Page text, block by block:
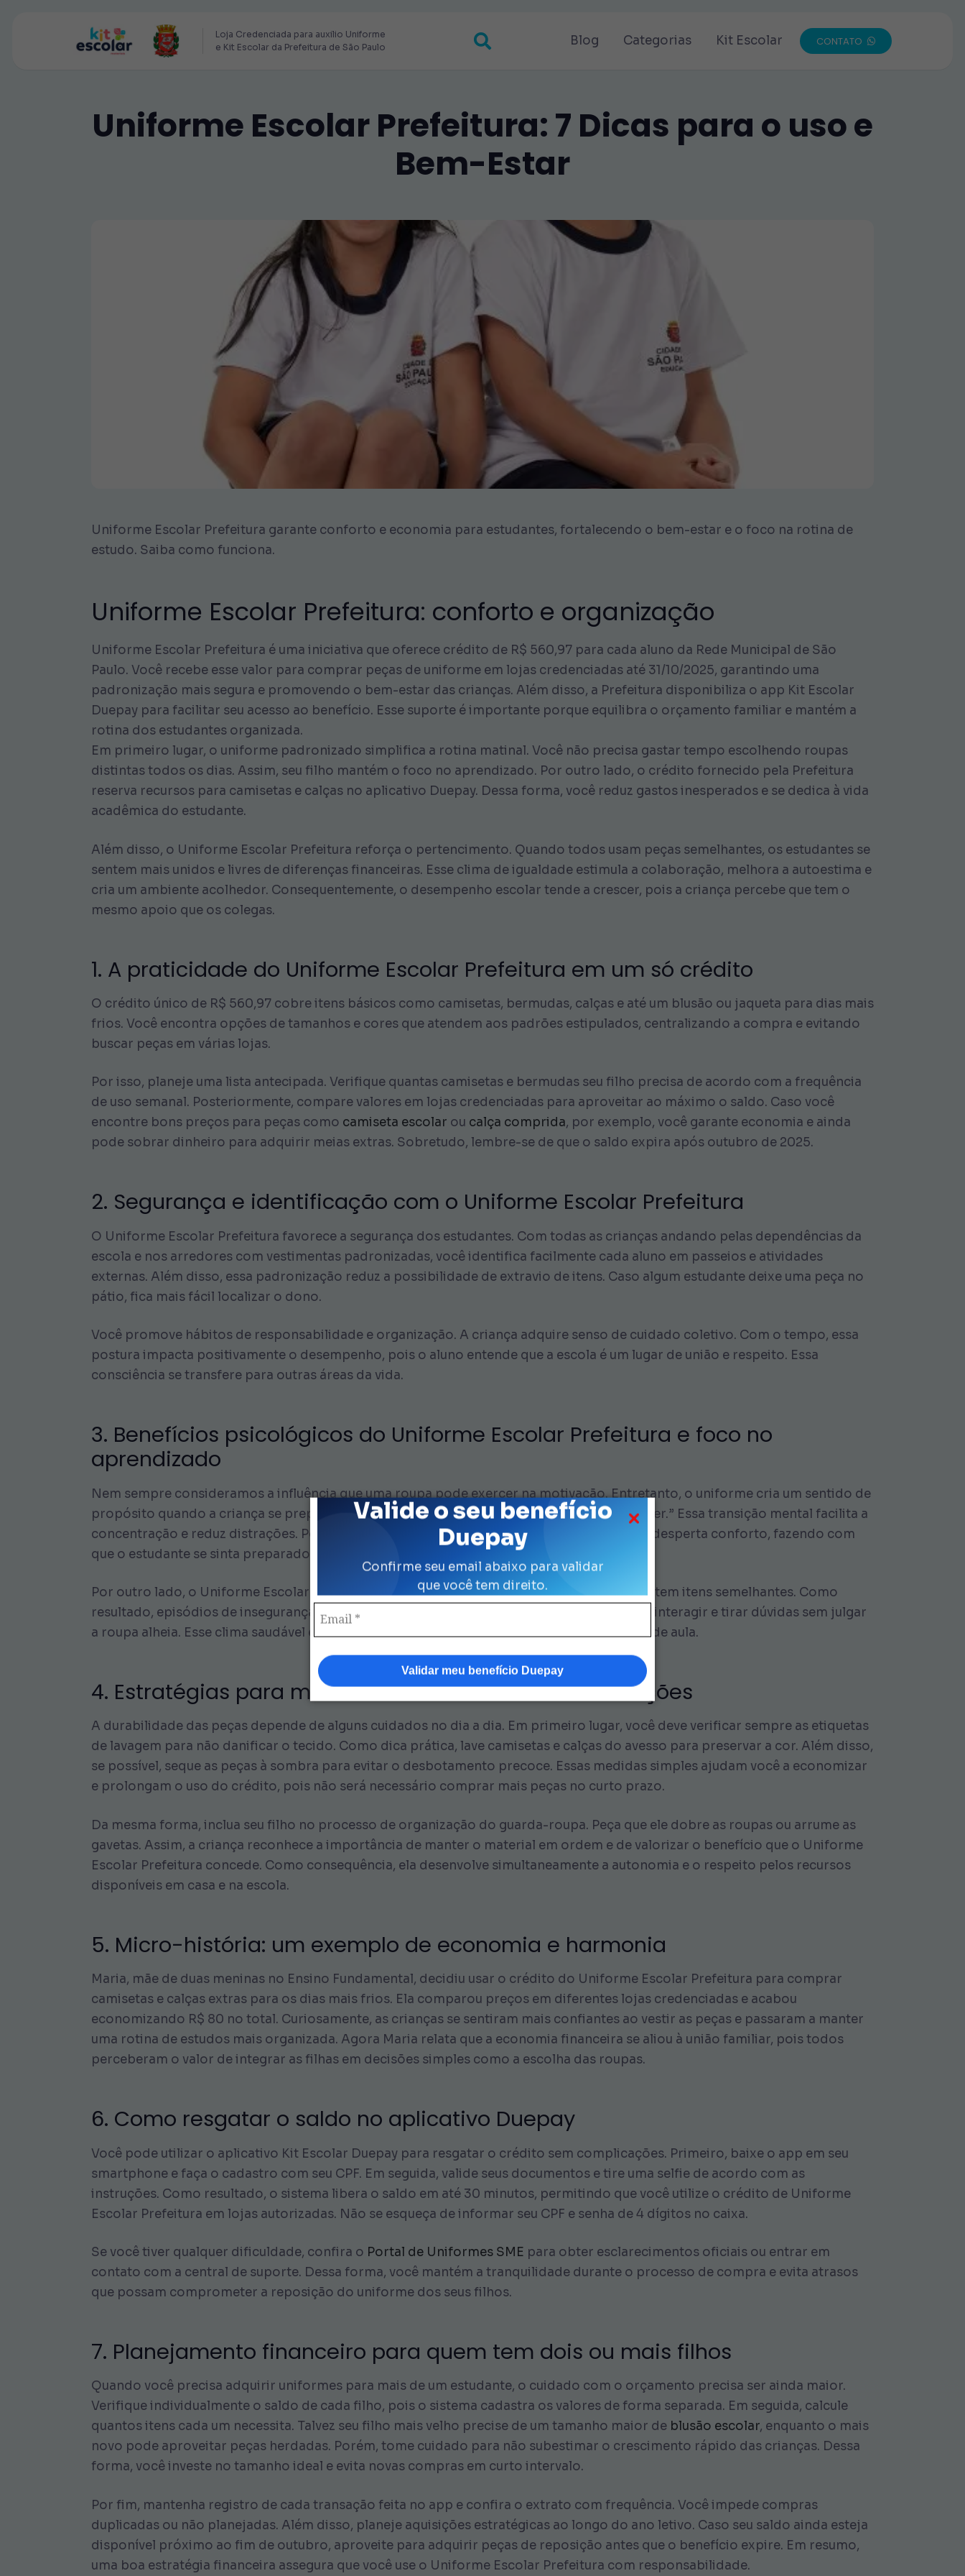
Valide o seu benefício
Duepay
Confirme seu email abaixo para validar
que você tem direito.
Validar meu benefício Duepay
Loja Credenciada para auxilio Uniforme
e Kit Escolar da Prefeitura de São Paulo
Blog Categorias Kit Escolar CONTATO
Uniforme Escolar Prefeitura: 7 Dicas para o uso e
Bem-Estar
Uniforme Escolar Prefeitura garante conforto e economia para estudantes, fortalecendo o bem-estar e o foco na rotina de
estudo. Saiba como funciona.
Uniforme Escolar Prefeitura: conforto e organização
Uniforme Escolar Prefeitura é uma iniciativa que oferece crédito de R$ 560,97 para cada aluno da Rede Municipal de São
Paulo. Você recebe esse valor para comprar peças de uniforme em lojas credenciadas até 31/10/2025, garantindo uma
padronização mais segura e promovendo o bem-estar das crianças. Além disso, a Prefeitura disponibiliza o app Kit Escolar
Duepay para facilitar seu acesso ao benefício. Esse suporte é importante porque equilibra o orçamento familiar e mantém a
rotina dos estudantes organizada.
Em primeiro lugar, o uniforme padronizado simplifica a rotina matinal. Você não precisa gastar tempo escolhendo roupas
distintas todos os dias. Assim, seu filho mantém o foco no aprendizado. Por outro lado, o crédito fornecido pela Prefeitura
reserva recursos para camisetas e calças no aplicativo Duepay. Dessa forma, você reduz gastos inesperados e se dedica à vida
acadêmica do estudante.
Além disso, o Uniforme Escolar Prefeitura reforça o pertencimento. Quando todos usam peças semelhantes, os estudantes se
sentem mais unidos e livres de diferenças financeiras. Esse clima de igualdade estimula a colaboração, melhora a autoestima e
cria um ambiente acolhedor. Consequentemente, o desempenho escolar tende a crescer, pois a criança percebe que tem o
mesmo apoio que os colegas.
1. A praticidade do Uniforme Escolar Prefeitura em um só crédito
O crédito único de R$ 560,97 cobre itens básicos como camisetas, bermudas, calças e até um blusão ou jaqueta para dias mais
frios. Você encontra opções de tamanhos e cores que atendem aos padrões estipulados, centralizando a compra e evitando
buscar peças em várias lojas.
Por isso, planeje uma lista antecipada. Verifique quantas camisetas e bermudas seu filho precisa de acordo com a frequência
de uso semanal. Posteriormente, compare valores em lojas credenciadas para aproveitar ao máximo o saldo. Caso você
encontre bons preços para peças como camiseta escolar ou calça comprida, por exemplo, você garante economia e ainda
pode sobrar dinheiro para adquirir meias extras. Sobretudo, lembre-se de que o saldo expira após outubro de 2025.
2. Segurança e identificação com o Uniforme Escolar Prefeitura
O Uniforme Escolar Prefeitura favorece a segurança dos estudantes. Com todas as crianças andando pelas dependências da
escola e nos arredores com vestimentas padronizadas, você identifica facilmente cada aluno em passeios e atividades
externas. Além disso, essa padronização reduz a possibilidade de extravio de itens. Caso algum estudante deixe uma peça no
pátio, fica mais fácil localizar o dono.
Você promove hábitos de responsabilidade e organização. A criança adquire senso de cuidado coletivo. Com o tempo, essa
postura impacta positivamente o desempenho, pois o aluno entende que a escola é um lugar de união e respeito. Essa
consciência se transfere para outras áreas da vida.
3. Benefícios psicológicos do Uniforme Escolar Prefeitura e foco no
aprendizado
Nem sempre consideramos a influência que uma roupa pode exercer na motivação. Entretanto, o uniforme cria um sentido de
propósito quando a criança se prepara para ir à aula. Ela entende: “Agora é hora de aprender.” Essa transição mental facilita a
concentração e reduz distrações. Por outro lado, a ausência de estresse sobre o que vestir desperta conforto, fazendo com
que o estudante se sinta preparado e confiante para participar de cada atividade.
Por outro lado, o Uniforme Escolar Prefeitura diminui comparações sociais, pois todos vestem itens semelhantes. Como
resultado, episódios de insegurança podem se tornar menos frequentes. A criança passa a interagir e tirar dúvidas sem julgar
a roupa alheia. Esse clima saudável estimula o aprendizado e melhora o bem-estar em sala de aula.
4. Estratégias para manter o uniforme em boas condições
A durabilidade das peças depende de alguns cuidados no dia a dia. Em primeiro lugar, você deve verificar sempre as etiquetas
de lavagem para não danificar o tecido. Como dica prática, lave camisetas e calças do avesso para preservar a cor. Além disso,
se possível, seque as peças à sombra para evitar o desbotamento precoce. Essas medidas simples ajudam você a economizar
e prolongam o uso do crédito, pois não será necessário comprar mais peças no curto prazo.
Da mesma forma, inclua seu filho no processo de organização do guarda-roupa. Peça que ele dobre as roupas ou arrume as
gavetas. Assim, a criança reconhece a importância de manter o material em ordem e de valorizar o benefício que o Uniforme
Escolar Prefeitura concede. Como consequência, ela desenvolve simultaneamente a autonomia e o respeito pelos recursos
disponíveis em casa e na escola.
5. Micro-história: um exemplo de economia e harmonia
Maria, mãe de duas meninas no Ensino Fundamental, decidiu usar o crédito do Uniforme Escolar Prefeitura para comprar
camisetas e calças extras para os dias mais frios. Ela comparou preços em diferentes lojas credenciadas e acabou
economizando R$ 80 no total. Curiosamente, as crianças se sentiram mais confiantes ao vestir as peças e passaram a manter
uma rotina de estudos mais organizada. Agora Maria relata que a economia financeira se aliou à união familiar, pois todos
perceberam o valor de integrar as filhas em decisões simples como a escolha das roupas.
6. Como resgatar o saldo no aplicativo Duepay
Você pode utilizar o aplicativo Kit Escolar Duepay para resgatar o crédito sem complicações. Primeiro, baixe o app em seu
smartphone e faça o cadastro com seu CPF. Em seguida, valide seus documentos e tire uma selfie de acordo com as
instruções. Como resultado, o sistema libera o saldo em até 30 minutos, permitindo que você utilize o crédito de Uniforme
Escolar Prefeitura em lojas autorizadas. Não se esqueça de informar seu CPF e senha de 4 dígitos no caixa.
Se você tiver qualquer dificuldade, confira o Portal de Uniformes SME para obter esclarecimentos oficiais ou entrar em
contato com a central de suporte. Dessa forma, você mantém a tranquilidade durante o processo de compra e evita atrasos
que possam comprometer a reposição do uniforme dos seus filhos.
7. Planejamento financeiro para quem tem dois ou mais filhos
Quando você precisa adquirir uniformes para mais de um estudante, o cuidado com o orçamento precisa ser ainda maior.
Verifique individualmente o saldo de cada filho, pois o sistema cadastra os valores de forma separada. Em seguida, calcule
quantos itens cada um necessita. Talvez seu filho mais velho precise de um tamanho maior de blusão escolar, enquanto o mais
novo pode aproveitar peças herdadas. Porém, tome cuidado para não subestimar o crescimento rápido das crianças. Dessa
forma, você investe no tamanho ideal e evita novas compras em curto intervalo.
Por fim, mantenha registro de cada transação feita no app e confira o extrato com frequência. Você impede compras
duplicadas ou não planejadas. Além disso, planeje aquisições estratégicas ao longo do ano letivo. Caso seu saldo ainda esteja
disponível próximo ao fim de outubro, aproveite para adquirir peças de reposição antes que o benefício expire. Em resumo,
uma boa estratégia financeira assegura que você use o Uniforme Escolar Prefeitura com responsabilidade.